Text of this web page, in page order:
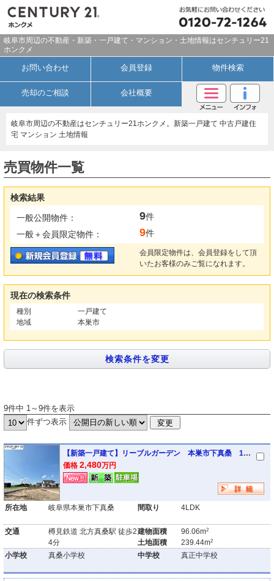
岐阜市周辺の不動産・新築・一戸建て・マンション・土地情報はセンチュリー21
ホンクメ
お問い合わせ 会員登録 物件検索
売却のご相談 会社概要
岐阜市周辺の不動産はセンチュリー21ホンクメ。新築一戸建て 中古戸建住
宅 マンション 土地情報
売買物件一覧
検索結果
一般公開物件： 9件
一般＋会員限定物件：
9件
会員限定物件は、会員登録をして頂
いたお客様のみご覧になれます。
現在の検索条件
種別
一戸建て
地域
本巣市
9件中 1～9件を表示
件ずつ表示
【新築一戸建て】リーブルガーデン 本巣市下真桑 1号棟
価格 2,480万円
所在地 岐阜県本巣市下真桑 間取り 4LDK
交通
樽見鉄道 北方真桑駅 徒歩2
4分
建物面積
土地面積
96.06m2
239.44m2
小学校 真桑小学校 中学校 真正中学校